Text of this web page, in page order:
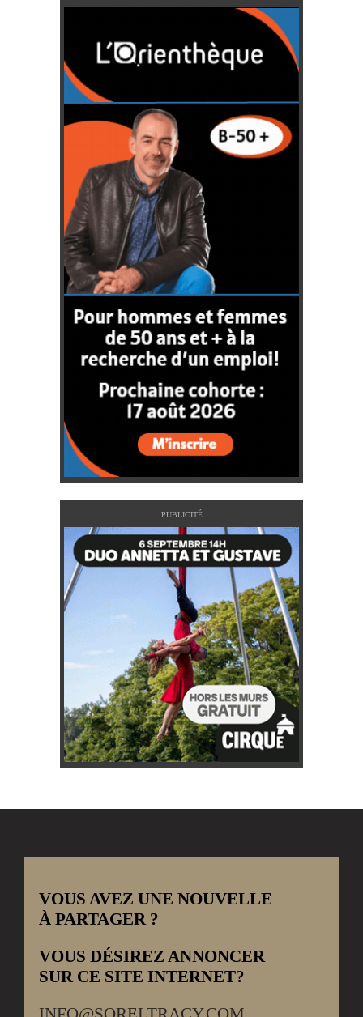
PUBLICITÉ
VOUS AVEZ UNE NOUVELLE
À PARTAGER ?
VOUS DÉSIREZ ANNONCER
SUR CE SITE INTERNET?